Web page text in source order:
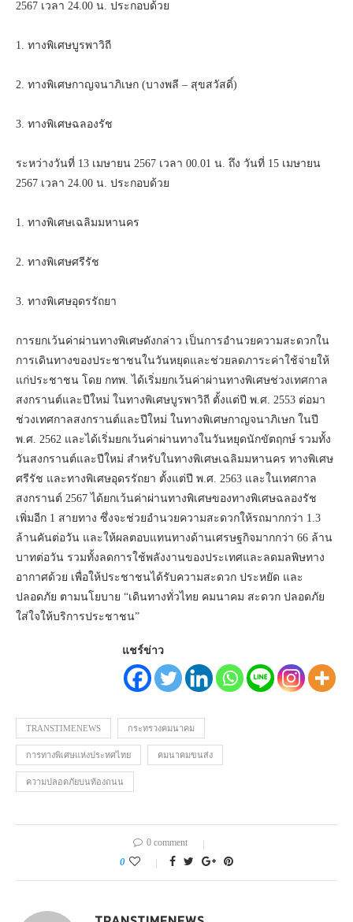
2567 เวลา 24.00 น. ประกอบด้วย
1. ทางพิเศษบูรพาวิถี
2. ทางพิเศษกาญจนาภิเษก (บางพลี – สุขสวัสดิ์)
3. ทางพิเศษฉลองรัช
ระหว่างวันที่ 13 เมษายน 2567 เวลา 00.01 น. ถึง วันที่ 15 เมษายน
2567 เวลา 24.00 น. ประกอบด้วย
1. ทางพิเศษเฉลิมมหานคร
2. ทางพิเศษศรีรัช
3. ทางพิเศษอุดรรัถยา
การยกเว้นค่าผ่านทางพิเศษดังกล่าว เป็นการอำนวยความสะดวกใน
การเดินทางของประชาชนในวันหยุดและช่วยลดภาระค่าใช้จ่ายให้
แก่ประชาชน โดย กทพ. ได้เริ่มยกเว้นค่าผ่านทางพิเศษช่วงเทศกาล
สงกรานต์และปีใหม่ ในทางพิเศษบูรพาวิถี ตั้งแต่ปี พ.ศ. 2553 ต่อมา
ช่วงเทศกาลสงกรานต์และปีใหม่ ในทางพิเศษกาญจนาภิเษก ในปี
พ.ศ. 2562 และได้เริ่มยกเว้นค่าผ่านทางในวันหยุดนักขัตฤกษ์ รวมทั้ง
วันสงกรานต์และปีใหม่ สำหรับในทางพิเศษเฉลิมมหานคร ทางพิเศษ
ศรีรัช และทางพิเศษอุดรรัถยา ตั้งแต่ปี พ.ศ. 2563 และในเทศกาล
สงกรานต์ 2567 ได้ยกเว้นค่าผ่านทางพิเศษของทางพิเศษฉลองรัช
เพิ่มอีก 1 สายทาง ซึ่งจะช่วยอำนวยความสะดวกให้รถมากกว่า 1.3
ล้านคันต่อวัน และให้ผลตอบแทนทางด้านเศรษฐกิจมากกว่า 66 ล้าน
บาทต่อวัน รวมทั้งลดการใช้พลังงานของประเทศและลดมลพิษทาง
อากาศด้วย เพื่อให้ประชาชนได้รับความสะดวก ประหยัด และ
ปลอดภัย ตามนโยบาย “เดินทางทั่วไทย คมนาคม สะดวก ปลอดภัย
ใส่ใจให้บริการประชาชน”
แชร์ข่าว
TRANSTIMENEWS กระทรวงคมนาคม
การทางพิเศษแห่งประหศไทย คมนาคมขนส่ง
ความปลอดภัยบนท้องถนน
0 comment
0